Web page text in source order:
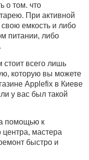
о том. что
При активной
свою емкость и либо
питании, либо
всего лишь
которую вы можете
Applefix в Киеве
у вас был такой
помощью к
мастера
быстро и